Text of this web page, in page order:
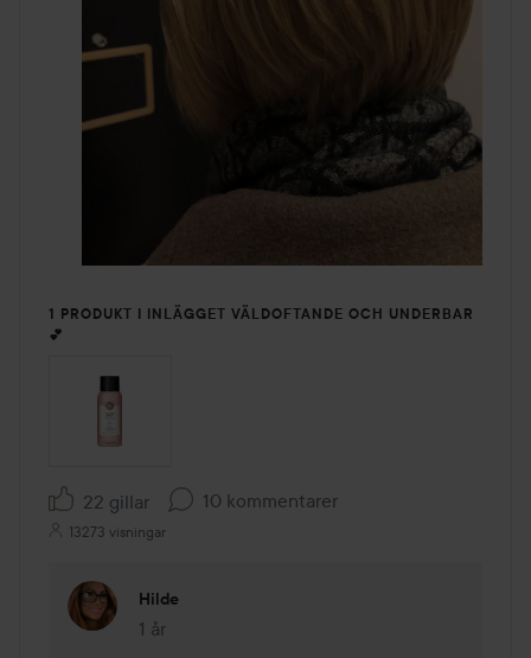
1 PRODUKT I INLÄGGET VÄLDOFTANDE OCH UNDERBAR
💕
22 gillar 10 kommentarer
13273 visningar
Hilde
1 år
Kommentaren lades 1 år